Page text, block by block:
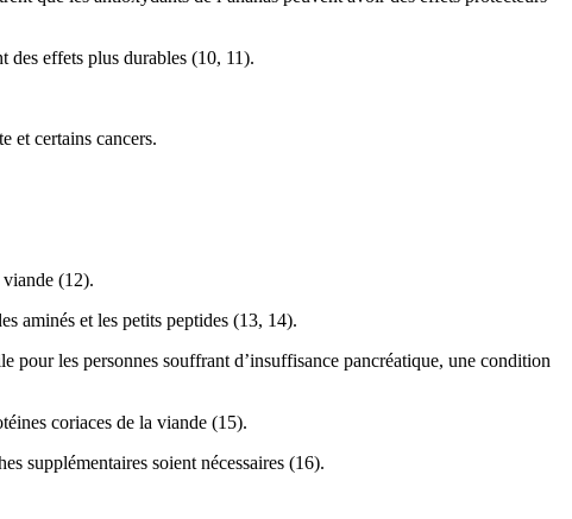
des effets plus durables (10, 11).
et certains cancers.
(12).
aminés et les petits peptides (13, 14).
pour les personnes souffrant d’insuffisance pancréatique, une condition
coriaces de la viande (15).
supplémentaires soient nécessaires (16).